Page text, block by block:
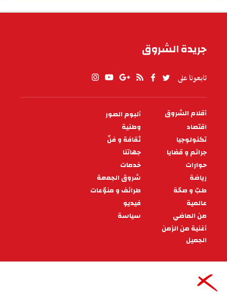
جريدة الشروق
تابعونا على
PIED
DE
PAGE
أقلام الشروق
ألبوم الصور
اقتصاد
وطنية
تكنولوجيا
ثقافة و فنّ
جرائم و قضايا
جهاتنا
حوارات
خدمات
رياضة
شروق الجمعة
طبّ و صحّة
طرائف و منوّعات
عالمية
فيديو
من الماضي
سياسة
أغنية من الزمن
الجميل